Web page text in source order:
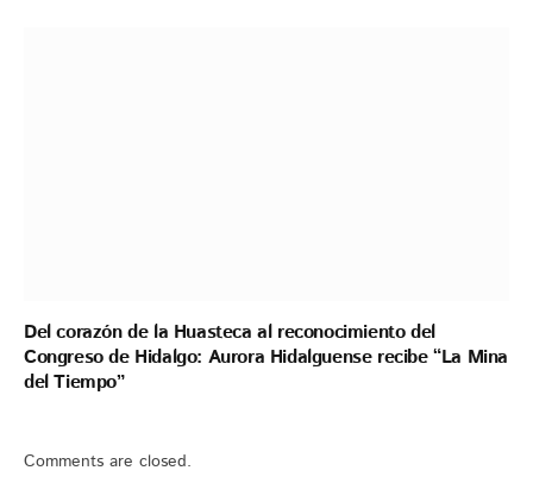
Del corazón de la Huasteca al reconocimiento del
Congreso de Hidalgo: Aurora Hidalguense recibe “La Mina
del Tiempo”
Comments are closed.